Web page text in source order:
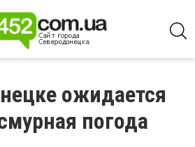
ожидается
погода